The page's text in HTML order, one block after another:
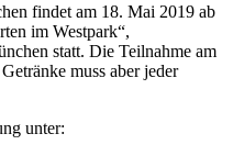
findet am 18. Mai 2019 ab
im Westpark“,
statt. Die Teilnahme am
muss aber jeder
unter: